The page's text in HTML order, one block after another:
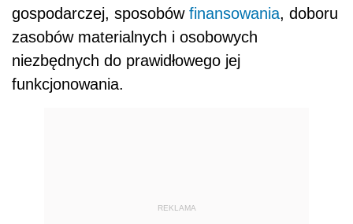
gospodarczej, sposobów finansowania, doboru
zasobów materialnych i osobowych
niezbędnych do prawidłowego jej
funkcjonowania.
REKLAMA